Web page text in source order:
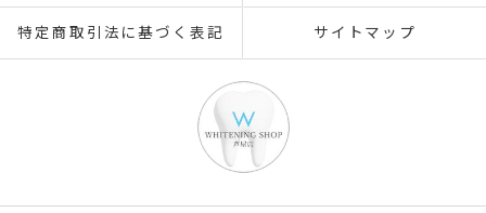
特定商取引法に基づく表記 サイトマップ